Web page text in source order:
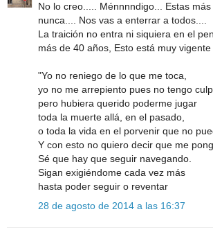
No lo creo..... Ménnnndigo... Estas
nunca.... Nos vas a enterrar a todos....
La traición no entra ni siquiera en el
más de 40 años, Esto está muy vigente
"Yo no reniego de lo que me toca,
yo no me arrepiento pues no tengo
pero hubiera querido poderme jugar
toda la muerte allá, en el pasado,
o toda la vida en el porvenir que no
Y con esto no quiero decir que me
Sé que hay que seguir navegando.
Sigan exigiéndome cada vez más
hasta poder seguir o reventar
28 de agosto de 2014 a las 16:37